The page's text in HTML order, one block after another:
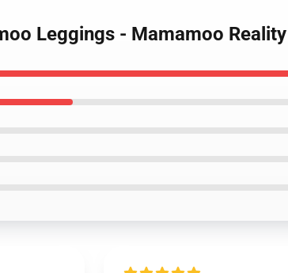
Leggings - Mamamoo